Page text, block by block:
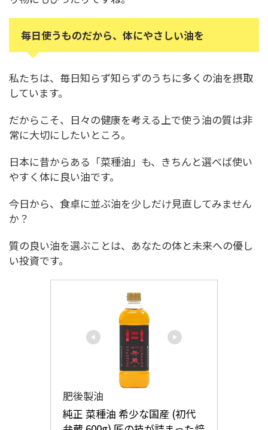
毎日使うものだから、体にやさしい油を
私たちは、毎日知らず知らずのうちに多くの油を摂取
しています。
だからこそ、日々の健康を考える上で使う油の質は非
常に大切にしたいところ。
日本に昔からある「菜種油」も、きちんと選べば使い
やすく体に良い油です。
今日から、食卓に並ぶ油を少しだけ見直してみません
か？
質の良い油を選ぶことは、あなたの体と未来への優し
い投資です。
肥後製油
純正 菜種油 希少な国産 (初代